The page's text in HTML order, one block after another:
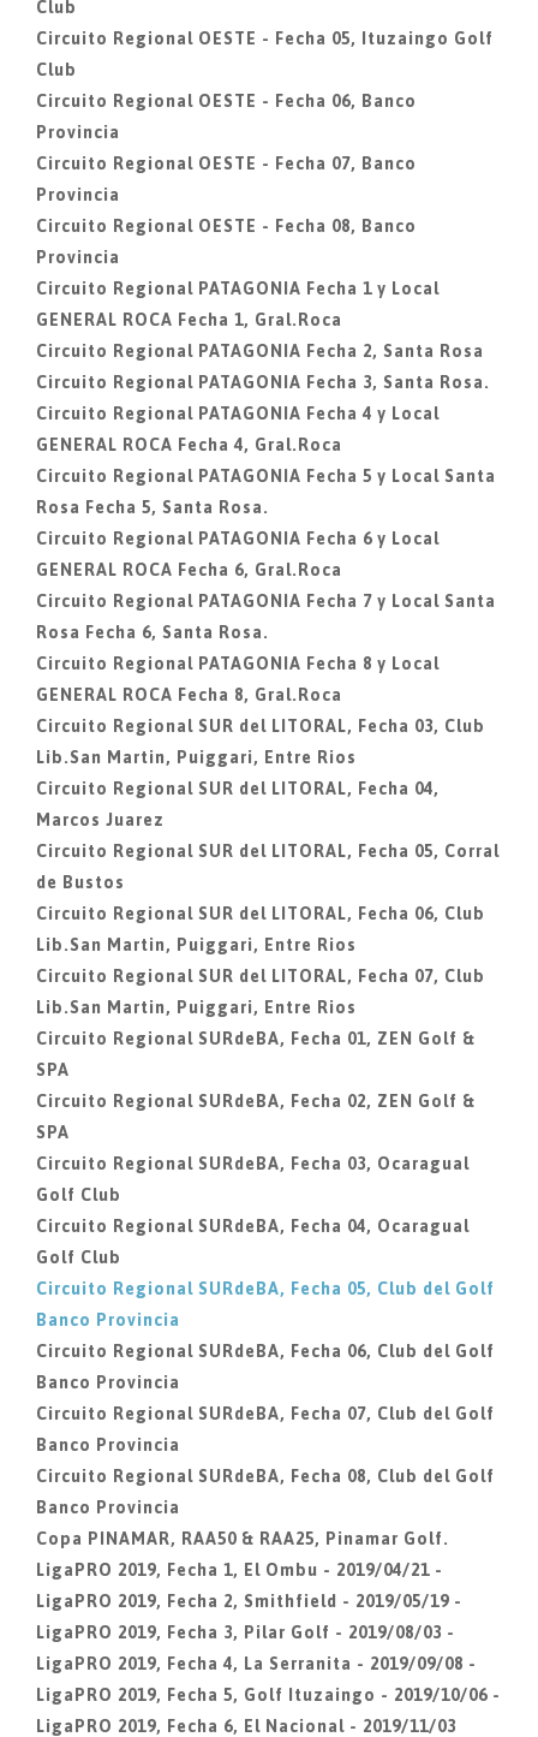
Club
Circuito Regional OESTE - Fecha 05, Ituzaingo Golf
Club
Circuito Regional OESTE - Fecha 06, Banco
Provincia
Circuito Regional OESTE - Fecha 07, Banco
Provincia
Circuito Regional OESTE - Fecha 08, Banco
Provincia
Circuito Regional PATAGONIA Fecha 1 y Local
GENERAL ROCA Fecha 1, Gral.Roca
Circuito Regional PATAGONIA Fecha 2, Santa Rosa
Circuito Regional PATAGONIA Fecha 3, Santa Rosa.
Circuito Regional PATAGONIA Fecha 4 y Local
GENERAL ROCA Fecha 4, Gral.Roca
Circuito Regional PATAGONIA Fecha 5 y Local Santa
Rosa Fecha 5, Santa Rosa.
Circuito Regional PATAGONIA Fecha 6 y Local
GENERAL ROCA Fecha 6, Gral.Roca
Circuito Regional PATAGONIA Fecha 7 y Local Santa
Rosa Fecha 6, Santa Rosa.
Circuito Regional PATAGONIA Fecha 8 y Local
GENERAL ROCA Fecha 8, Gral.Roca
Circuito Regional SUR del LITORAL, Fecha 03, Club
Lib.San Martin, Puiggari, Entre Rios
Circuito Regional SUR del LITORAL, Fecha 04,
Marcos Juarez
Circuito Regional SUR del LITORAL, Fecha 05, Corral
de Bustos
Circuito Regional SUR del LITORAL, Fecha 06, Club
Lib.San Martin, Puiggari, Entre Rios
Circuito Regional SUR del LITORAL, Fecha 07, Club
Lib.San Martin, Puiggari, Entre Rios
Circuito Regional SURdeBA, Fecha 01, ZEN Golf &
SPA
Circuito Regional SURdeBA, Fecha 02, ZEN Golf &
SPA
Circuito Regional SURdeBA, Fecha 03, Ocaragual
Golf Club
Circuito Regional SURdeBA, Fecha 04, Ocaragual
Golf Club
Circuito Regional SURdeBA, Fecha 05, Club del Golf
Banco Provincia
Circuito Regional SURdeBA, Fecha 06, Club del Golf
Banco Provincia
Circuito Regional SURdeBA, Fecha 07, Club del Golf
Banco Provincia
Circuito Regional SURdeBA, Fecha 08, Club del Golf
Banco Provincia
Copa PINAMAR, RAA50 & RAA25, Pinamar Golf.
LigaPRO 2019, Fecha 1, El Ombu - 2019/04/21 -
LigaPRO 2019, Fecha 2, Smithfield - 2019/05/19 -
LigaPRO 2019, Fecha 3, Pilar Golf - 2019/08/03 -
LigaPRO 2019, Fecha 4, La Serranita - 2019/09/08 -
LigaPRO 2019, Fecha 5, Golf Ituzaingo - 2019/10/06 -
LigaPRO 2019, Fecha 6, El Nacional - 2019/11/03